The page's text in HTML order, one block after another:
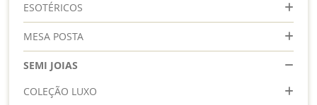
ESOTÉRICOS
MESA POSTA
SEMI JOIAS
COLEÇÃO LUXO